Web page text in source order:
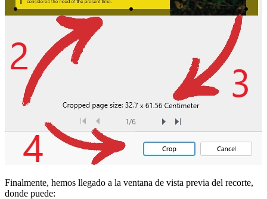
Finalmente, hemos llegado a la ventana de vista previa del recorte,
donde puede: